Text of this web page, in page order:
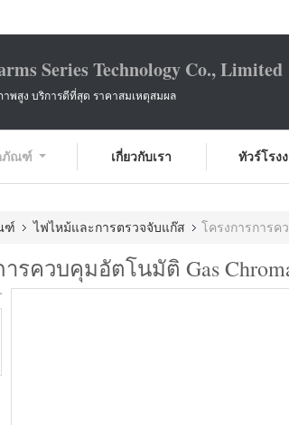
Series Technology Co., Limited
พสูง บริการดีที่สุด ราคาสมเหตุสมผล
ภัณฑ์ เกี่ยวกับเรา ทัวร์โรง
ฑ์ ไฟไหม้และการตรวจจับแก๊ส โครงการการค
รควบคุมอัตโนมัติ Gas